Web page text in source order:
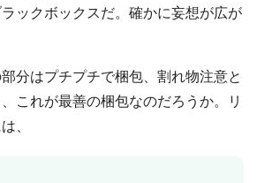
ックボックスだ。確かに妄想が広が
分はプチプチで梱包、割れ物注意と
これが最善の梱包なのだろうか。リ
、